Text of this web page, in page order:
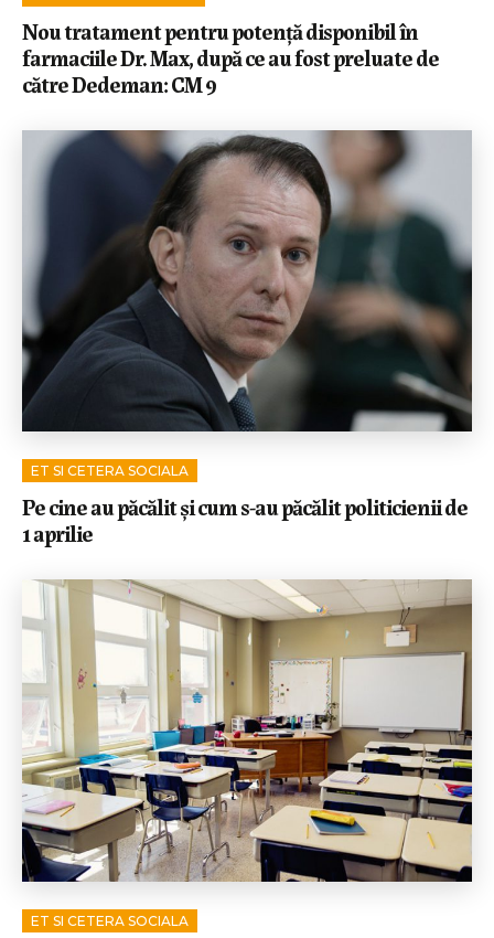
Nou tratament pentru potență disponibil în
farmaciile Dr. Max, după ce au fost preluate de
către Dedeman: CM 9
ET SI CETERA SOCIALA
Pe cine au păcălit și cum s-au păcălit politicienii de
1 aprilie
ET SI CETERA SOCIALA